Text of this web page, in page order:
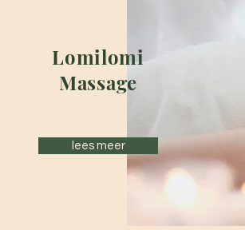
Lomilomi
Massage
lees meer